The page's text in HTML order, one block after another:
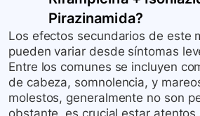
Pirazinamida?
Los efectos secundarios de este
pueden variar desde síntomas
Entre los comunes se incluyen
de cabeza, somnolencia, y
molestos, generalmente no son